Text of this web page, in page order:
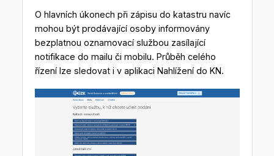
O hlavních úkonech při zápisu do katastru navíc
mohou být prodávající osoby informovány
bezplatnou oznamovací službou zasílající
notifikace do mailu či mobilu. Průběh celého
řízení lze sledovat i v aplikaci Nahlížení do KN.